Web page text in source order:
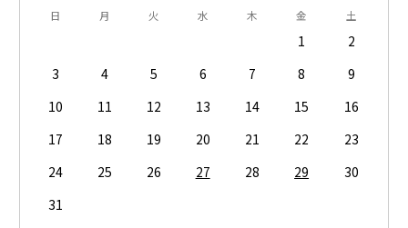
日 月 火 水 木 金 土
1
2
3
4 5 6 7 8
9
10
11 12 13 14 15
16
17
18 19 20 21 22
23
24
25 26 27 28 29
30
31